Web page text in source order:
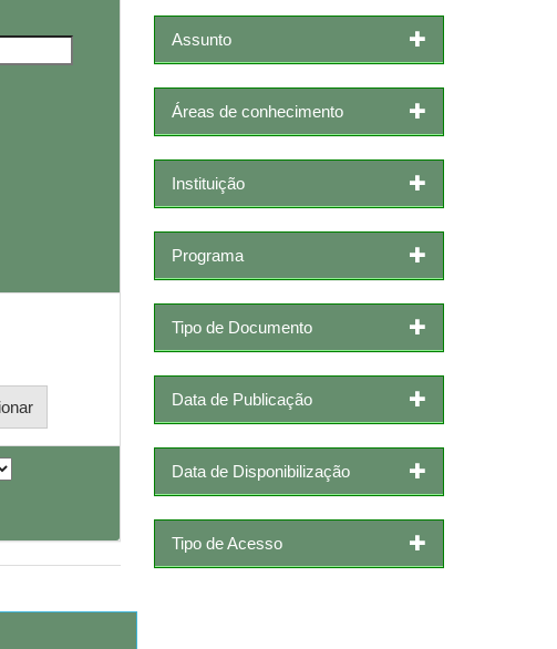
Assunto
Áreas de conhecimento
Instituição
Programa
Tipo de Documento
Data de Publicação
Data de Disponibilização
Tipo de Acesso